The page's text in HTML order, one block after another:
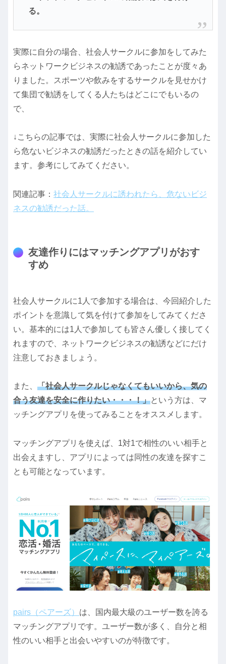
る。
実際に自分の場合、社会人サークルに参加をしてみた
らネットワークビジネスの勧誘であったことが度々あ
りました。スポーツや飲みをするサークルを見せかけ
て集団で勧誘をしてくる人たちはどこにでもいるの
で、
↓こちらの記事では、実際に社会人サークルに参加した
ら危ないビジネスの勧誘だったときの話を紹介してい
ます。参考にしてみてください。
関連記事： 社会人サークルに誘われたら、危ないビジ
ネスの勧誘だった話。
友達作りにはマッチングアプリがおす
すめ
社会人サークルに1人で参加する場合は、今回紹介した
ポイントを意識して気を付けて参加をしてみてくださ
い。基本的には1人で参加しても皆さん優しく接してく
れますので、ネットワークビジネスの勧誘などにだけ
注意しておきましょう。
また、 「社会人サークルじゃなくてもいいから、気の
合う友達を安全に作りたい・・・！」という方は、マ
ッチングアプリを使ってみることをオススメします。
マッチングアプリを使えば、1対1で相性のいい相手と
出会えますし、アプリによっては同性の友達を探すこ
とも可能となっています。
pairs（ペアーズ） は、国内最大級のユーザー数を誇る
マッチングアプリです。ユーザー数が多く、自分と相
性のいい相手と出会いやすいのが特徴です。